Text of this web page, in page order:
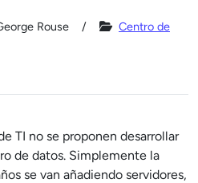
Rouse
Centro de
TI no se proponen desarrollar
de datos. Simplemente la
se van añadiendo servidores,